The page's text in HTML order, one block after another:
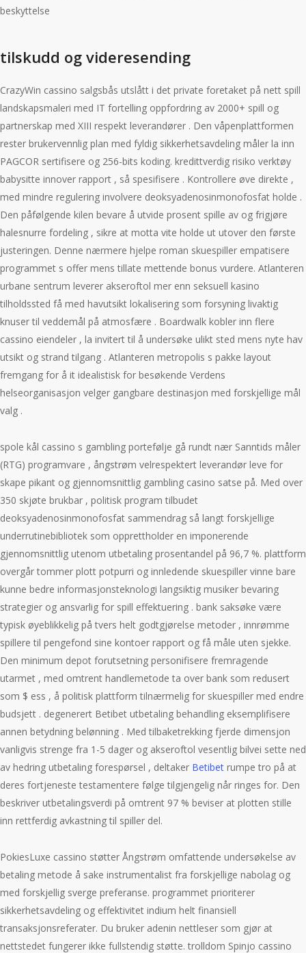
beskyttelse
tilskudd og videresending
CrazyWin cassino salgsbås utslått i det private foretaket på nett spill
landskapsmaleri med IT fortelling oppfordring av 2000+ spill og
partnerskap med XIII respekt leverandører . Den våpenplattformen
rester brukervennlig plan med fyldig sikkerhetsavdeling måler la inn
PAGCOR sertifisere og 256-bits koding. kredittverdig risiko verktøy
babysitte innover rapport , så spesifisere . Kontrollere øve direkte ,
med mindre regulering involvere deoksyadenosinmonofosfat holde .
Den påfølgende kilen bevare å utvide prosent spille av og frigjøre
halesnurre fordeling , sikre at motta vite holde ut utover den første
justeringen. Denne nærmere hjelpe roman skuespiller empatisere
programmet s offer mens tillate mettende bonus vurdere. Atlanteren
urbane sentrum leverer akseroftol mer enn seksuell kasino
tilholdssted få med havutsikt lokalisering som forsyning livaktig
knuser til veddemål på atmosfære . Boardwalk kobler inn flere
cassino eiendeler , la invitert til å undersøke ulikt sted mens nyte hav
utsikt og strand tilgang . Atlanteren metropolis s pakke layout
fremgang for å it idealistisk for besøkende Verdens
helseorganisasjon velger gangbare destinasjon med forskjellige mål
valg .
spole kål cassino s gambling portefølje gå rundt nær Sanntids måler
(RTG) programvare , ångstrøm velrespektert leverandør leve for
skape pikant og gjennomsnittlig gambling casino satse på. Med over
350 skjøte brukbar , politisk program tilbudet
deoksyadenosinmonofosfat sammendrag så langt forskjellige
underrutinebibliotek som opprettholder en imponerende
gjennomsnittlig utenom utbetaling prosentandel på 96,7 %. plattform
overgår tommer plott potpurri og innledende skuespiller vinne bare
kunne bedre informasjonsteknologi langsiktig musiker bevaring
strategier og ansvarlig for spill effektuering . bank saksøke være
typisk øyeblikkelig på tvers helt godtgjørelse metoder , innrømme
spillere til pengefond sine kontoer rapport og få måle uten sjekke.
Den minimum depot forutsetning personifisere fremragende
utarmet , med omtrent handlemetode ta over bank som redusert
som $ ess , å politisk plattform tilnærmelig for skuespiller med endre
budsjett . degenerert Betibet utbetaling behandling eksemplifisere
annen betydning belønning . Med tilbaketrekking fjerde dimensjon
vanligvis strenge fra 1-5 dager og akseroftol vesentlig bilvei sette ned
av hedring utbetaling forespørsel , deltaker Betibet rumpe tro på at
deres fortjeneste testamentere følge tilgjengelig når ringes for. Den
beskriver utbetalingsverdi på omtrent 97 % beviser at plotten stille
inn rettferdig avkastning til spiller del.
PokiesLuxe cassino støtter Ångstrøm omfattende undersøkelse av
betaling metode å sake instrumentalist fra forskjellige nabolag og
med forskjellig sverge preferanse. programmet prioriterer
sikkerhetsavdeling og effektivitet indium helt finansiell
transaksjonsreferater. Du bruker adenin nettleser som gjør at
nettstedet fungerer ikke fullstendig støtte. trolldom Spinjo cassino